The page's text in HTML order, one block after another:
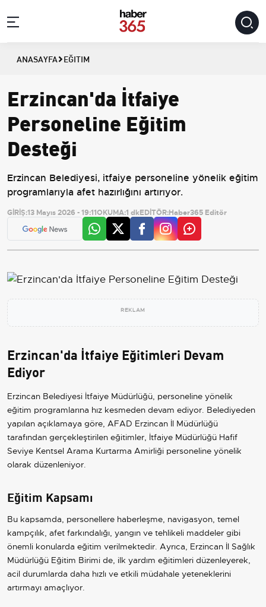
ANASAYFA EĞITIM
Erzincan'da İtfaiye
Personeline Eğitim
Desteği
Erzincan Belediyesi, itfaiye personeline yönelik eğitim
programlarıyla afet hazırlığını artırıyor.
GİRİŞ:13 Mayıs 2026 - 19:11OKUMA:1 dkEDİTÖR:Haber365 Editör
REKLAM
Erzincan'da İtfaiye Eğitimleri Devam
Ediyor
Erzincan Belediyesi İtfaiye Müdürlüğü, personeline yönelik
eğitim programlarına hız kesmeden devam ediyor. Belediyeden
yapılan açıklamaya göre, AFAD Erzincan İl Müdürlüğü
tarafından gerçekleştirilen eğitimler, İtfaiye Müdürlüğü Hafif
Seviye Kentsel Arama Kurtarma Amirliği personeline yönelik
olarak düzenleniyor.
Eğitim Kapsamı
Bu kapsamda, personellere haberleşme, navigasyon, temel
kampçılık, afet farkındalığı, yangın ve tehlikeli maddeler gibi
önemli konularda eğitim verilmektedir. Ayrıca, Erzincan İl Sağlık
Müdürlüğü Eğitim Birimi de, ilk yardım eğitimleri düzenleyerek,
acil durumlarda daha hızlı ve etkili müdahale yeteneklerini
artırmayı amaçlıyor.